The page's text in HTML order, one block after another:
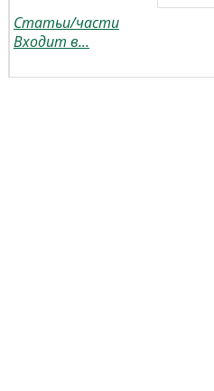
Статьи/части
Входит в...